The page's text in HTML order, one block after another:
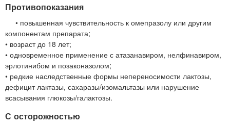
Противопоказания
• повышенная чувствительность к омепразолу или другим
компонентам препарата;
• возраст до 18 лет;
• одновременное применение с атазанавиром, нелфинавиром,
эрлотинибом и позаконазолом;
• редкие наследственные формы непереносимости лактозы,
дефицит лактазы, сахаразы/изомальтазы или нарушение
всасывания глюкозы/галактозы.
С осторожностью